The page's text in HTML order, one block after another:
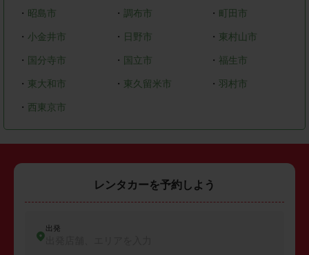
・ 昭島市 ・ 調布市 ・ 町田市
・ 小金井市 ・ 日野市 ・ 東村山市
・ 国分寺市 ・ 国立市 ・ 福生市
・ 東大和市 ・ 東久留米市 ・羽村市
・ 西東京市
レンタカーを予約しよう
出発